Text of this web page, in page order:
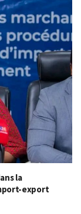
la
export